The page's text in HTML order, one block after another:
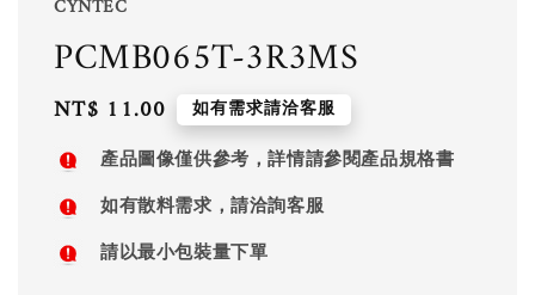
CYNTEC
PCMB065T-3R3MS
Regular
price
NT$ 11.00 如有需求請洽客服
產品圖像僅供參考，詳情請參閱產品規格書
如有散料需求，請洽詢客服
請以最小包裝量下單